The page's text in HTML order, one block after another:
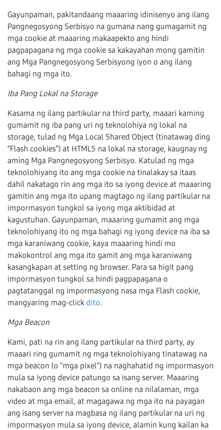
Gayunpaman, pakitandaang maaaring idinisenyo ang ilang
Pangnegosyong Serbisyo na gumana nang gumagamit ng
mga cookie at maaaring makaapekto ang hindi
pagpapagana ng mga cookie sa kakayahan mong gamitin
ang Mga Pangnegosyong Serbisyong iyon o ang ilang
bahagi ng mga ito.
Iba Pang Lokal na Storage
Kasama ng ilang partikular na third party, maaari kaming
gumamit ng iba pang uri ng teknolohiya ng lokal na
storage, tulad ng Mga Local Shared Object (tinatawag ding
“Flash cookies”) at HTML5 na lokal na storage, kaugnay ng
aming Mga Pangnegosyong Serbisyo. Katulad ng mga
teknolohiyang ito ang mga cookie na tinalakay sa itaas
dahil nakatago rin ang mga ito sa iyong device at maaaring
gamitin ang mga ito upang magtago ng ilang partikular na
impormasyon tungkol sa iyong mga aktibidad at
kagustuhan. Gayunpaman, maaaring gumamit ang mga
teknolohiyang ito ng mga bahagi ng iyong device na iba sa
mga karaniwang cookie, kaya maaaring hindi mo
makokontrol ang mga ito gamit ang mga karaniwang
kasangkapan at setting ng browser. Para sa higit pang
impormasyon tungkol sa hindi pagpapagana o
pagtatanggal ng impormasyong nasa mga Flash cookie,
mangyaring mag-click dito.
Mga Beacon
Kami, pati na rin ang ilang partikular na third party, ay
maaari ring gumamit ng mga teknolohiyang tinatawag na
mga beacon (o “mga pixel”) na naghahatid ng impormasyon
mula sa iyong device patungo sa isang server. Maaaring
nakabaon ang mga beacon sa online na nilalaman, mga
video at mga email, at magagawa ng mga ito na payagan
ang isang server na magbasa ng ilang partikular na uri ng
impormasyon mula sa iyong device, alamin kung kailan ka